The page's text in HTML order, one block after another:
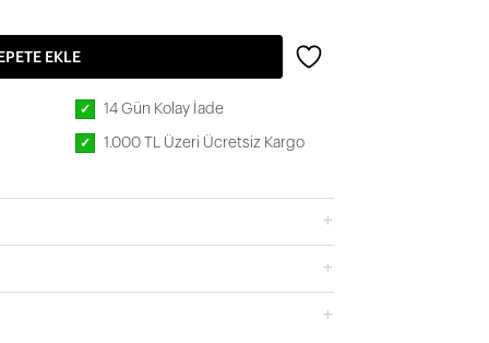
EKLE
✓ 14 Gün Kolay İade
✓ 1.000 TL Üzeri Ücretsiz Kargo